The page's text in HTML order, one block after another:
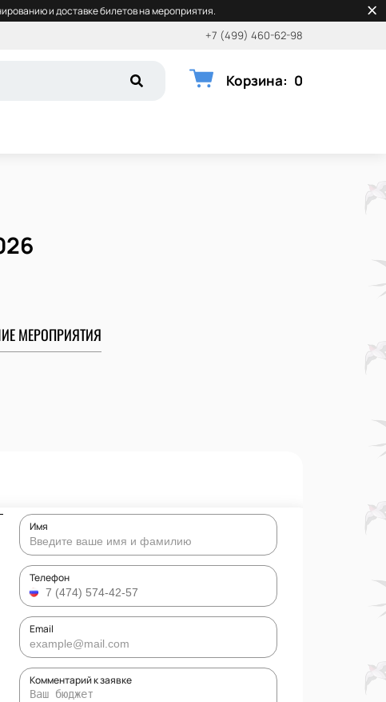
и доставке билетов на мероприятия.
+7 (499) 460-62-98
Корзина: 0
МЕРОПРИЯТИЯ
Имя
Телефон
Email
Комментарий к заявке